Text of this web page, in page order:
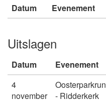
Datum Evenement
Uitslagen
Datum Evenement
4
november
Oosterparkrun
- Ridderkerk